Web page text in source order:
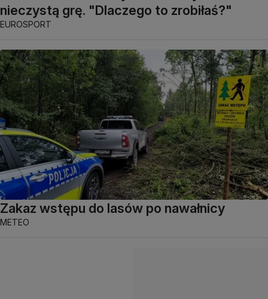
nieczystą grę. "Dlaczego to zrobiłaś?"
EUROSPORT
Zakaz wstępu do lasów po nawałnicy
METEO